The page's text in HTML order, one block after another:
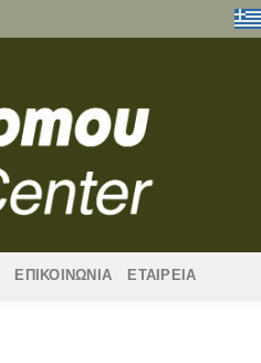
ΕΠΙΚΟΙΝΩΝΙΑ ΕΤΑΙΡΕΙΑ